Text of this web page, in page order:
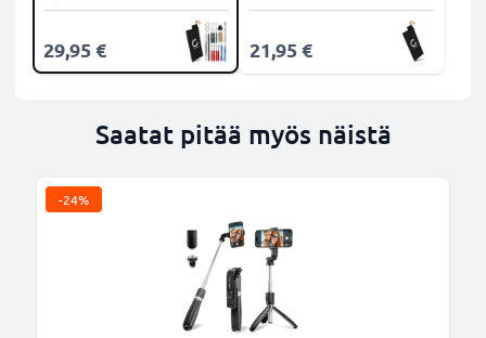
29,95 € 21,95 €
Saatat pitää myös näistä
-24%